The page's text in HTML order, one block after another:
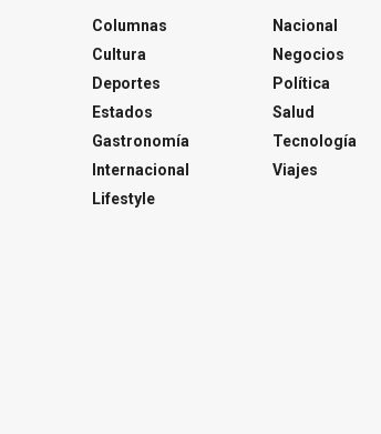
Columnas
Cultura
Deportes
Estados
Gastronomía
Internacional
Lifestyle
Nacional
Negocios
Política
Salud
Tecnología
Viajes